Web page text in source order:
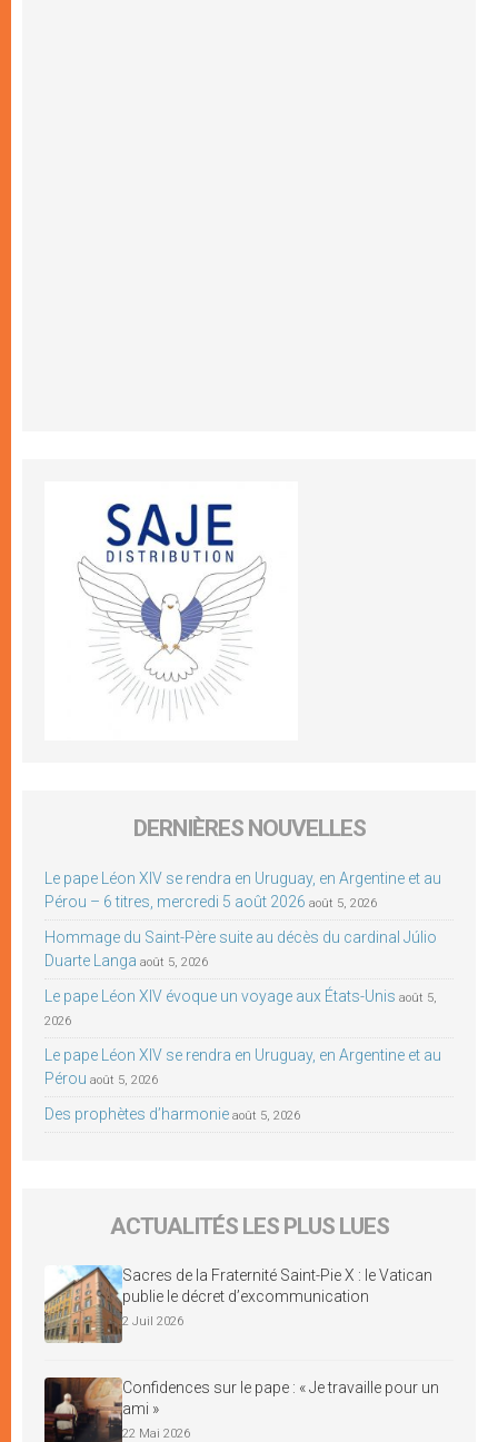
DERNIÈRES NOUVELLES
Le pape Léon XIV se rendra en Uruguay, en Argentine et au
Pérou – 6 titres, mercredi 5 août 2026 août 5, 2026
Hommage du Saint-Père suite au décès du cardinal Júlio
Duarte Langa août 5, 2026
Le pape Léon XIV évoque un voyage aux États-Unis août 5,
2026
Le pape Léon XIV se rendra en Uruguay, en Argentine et au
Pérou août 5, 2026
Des prophètes d’harmonie août 5, 2026
ACTUALITÉS LES PLUS LUES
Sacres de la Fraternité Saint-Pie X : le Vatican
publie le décret d’excommunication
2 Juil 2026
Confidences sur le pape : « Je travaille pour un
ami »
22 Mai 2026